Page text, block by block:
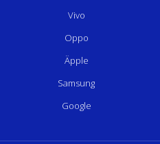
Vivo
Oppo
Äpple
Samsung
Google